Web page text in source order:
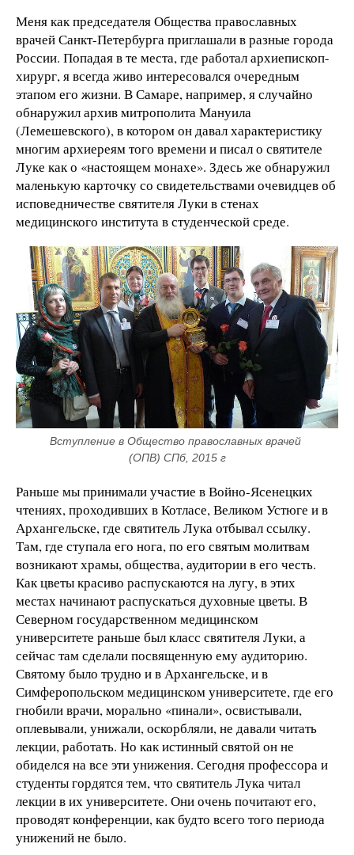
Меня как председателя Общества православных
врачей Санкт-Петербурга приглашали в разные города
России. Попадая в те места, где работал архиепископ-
хирург, я всегда живо интересовался очередным
этапом его жизни. В Самаре, например, я случайно
обнаружил архив митрополита Мануила
(Лемешевского), в котором он давал характеристику
многим архиереям того времени и писал о святителе
Луке как о «настоящем монахе». Здесь же обнаружил
маленькую карточку со свидетельствами очевидцев об
исповедничестве святителя Луки в стенах
медицинского института в студенческой среде.
Вступление в Общество православных врачей
(ОПВ) СПб, 2015 г
Раньше мы принимали участие в Войно-Ясенецких
чтениях, проходивших в Котласе, Великом Устюге и в
Архангельске, где святитель Лука отбывал ссылку.
Там, где ступала его нога, по его святым молитвам
возникают храмы, общества, аудитории в его честь.
Как цветы красиво распускаются на лугу, в этих
местах начинают распускаться духовные цветы. В
Северном государственном медицинском
университете раньше был класс святителя Луки, а
сейчас там сделали посвященную ему аудиторию.
Святому было трудно и в Архангельске, и в
Симферопольском медицинском университете, где его
гнобили врачи, морально «пинали», освистывали,
оплевывали, унижали, оскорбляли, не давали читать
лекции, работать. Но как истинный святой он не
обиделся на все эти унижения. Сегодня профессора и
студенты гордятся тем, что святитель Лука читал
лекции в их университете. Они очень почитают его,
проводят конференции, как будто всего того периода
унижений не было.